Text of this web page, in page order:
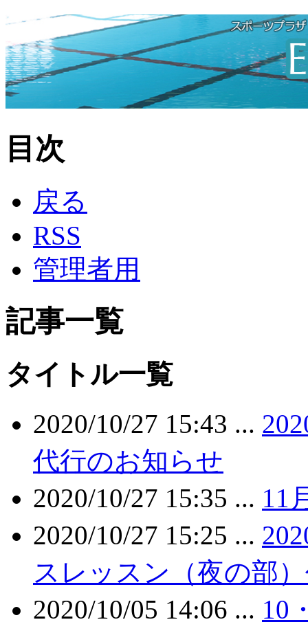
目次
戻る
RSS
管理者用
記事一覧
タイトル一覧
2020/10/27 15:43 ...
代行のお知らせ
2020/10/27 15:35 ... 11
2020/10/27 15:25 ...
スレッスン（夜の部
2020/10/05 14:06 ... 10